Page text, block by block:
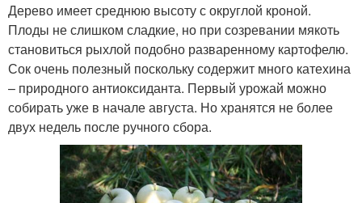
Дерево имеет среднюю высоту с округлой кроной.
Плоды не слишком сладкие, но при созревании мякоть
становиться рыхлой подобно разваренному картофелю.
Сок очень полезный поскольку содержит много катехина
– природного антиоксиданта. Первый урожай можно
собирать уже в начале августа. Но хранятся не более
двух недель после ручного сбора.